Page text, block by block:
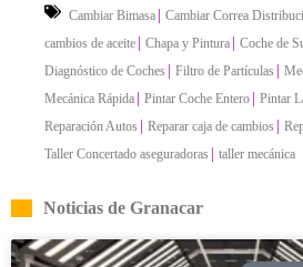
Cambiar Bimasa Cambiar Correa
cambios de aceite Chapa y Pintura Coche de
Diagnóstico de Coches Filtro de Partículas
Mecánica Rápida Pintar Coche Entero Pintar
Reparación Autos Reparar caja de cambios
Taller Concertado aseguradoras taller mecánica
Noticias de Granacar